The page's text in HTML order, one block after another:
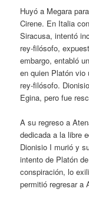
Huyó a Megara
Cirene. En Italia
Siracusa, intentó
rey-filósofo,
embargo, entabló
en quien Platón
rey-filósofo.
Egina, pero fue
A su regreso a
dedicada a la libre
Dionisio I murió y
intento de Platón
conspiración, lo
permitió regresar a